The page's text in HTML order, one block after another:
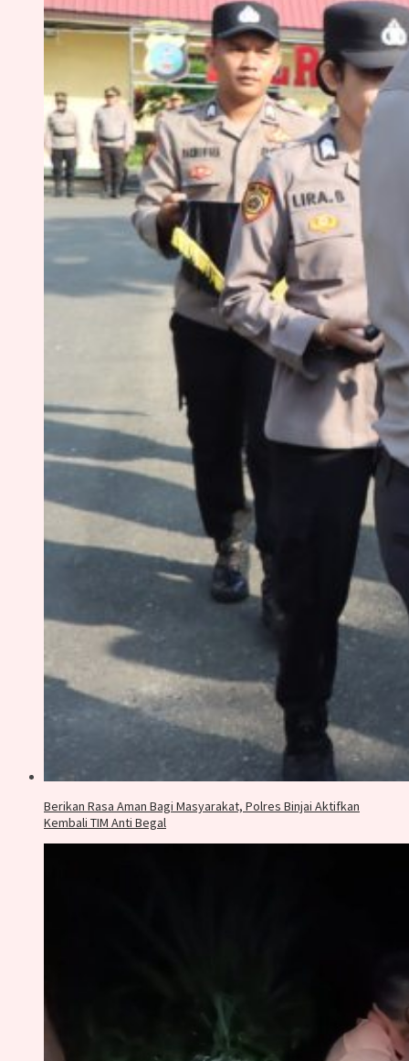
Berikan Rasa Aman Bagi Masyarakat, Polres Binjai Aktifkan
Kembali TIM Anti Begal